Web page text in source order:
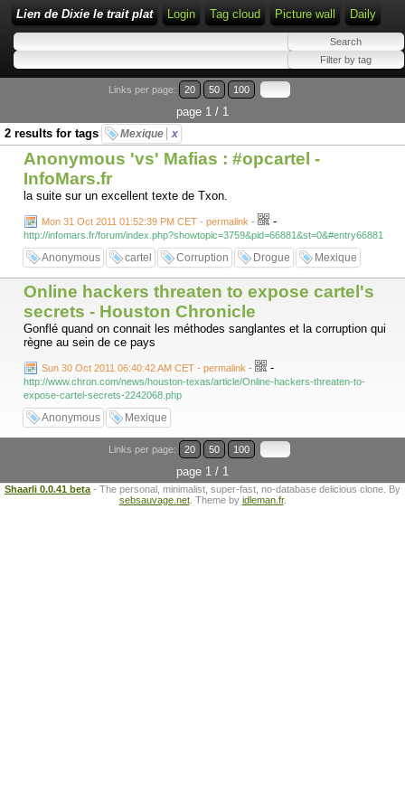
Lien de Dixie le trait plat Login Tag cloud Picture wall Daily
Links per page: 20 50 100
page 1 / 1
2 results for tags
Mexique x
Anonymous 'vs' Mafias : #opcartel -
InfoMars.fr
la suite sur un excellent texte de Txon.
Mon 31 Oct 2011 01:52:39 PM CET - permalink - -
http://infomars.fr/forum/index.php?showtopic=3759&pid=66881&st=0&#entry66881
Anonymous cartel Corruption Drogue Mexique
Online hackers threaten to expose cartel's
secrets - Houston Chronicle
Gonflé quand on connait les méthodes sanglantes et la corruption qui
règne au sein de ce pays
Sun 30 Oct 2011 06:40:42 AM CET - permalink - -
http://www.chron.com/news/houston-texas/article/Online-hackers-threaten-to-
expose-cartel-secrets-2242068.php
Anonymous Mexique
Links per page: 20 50 100
page 1 / 1
Shaarli 0.0.41 beta - The personal, minimalist, super-fast, no-database delicious clone. By
sebsauvage.net. Theme by idleman.fr.